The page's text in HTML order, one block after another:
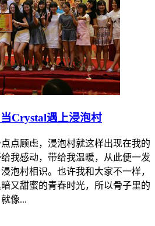
Crystal遇上浸泡村
点顾虑，浸泡村就这样出现在我的
我感动，带给我温暖，从此便一发
泡村相识。也许我和大家不一样，
又甜蜜的青春时光，所以骨子里的
像...